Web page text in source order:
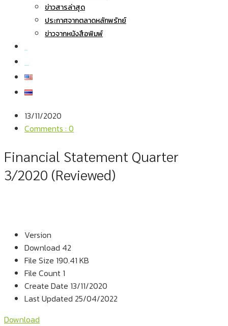
ข่าวสารล่าสุด
ประกาศจากตลาดหลักพรัทย์
ข่าวจากหนังสือพิมพ์
13/11/2020
Comments : 0
Financial Statement Quarter
3/2020 (Reviewed)
Version
Download 42
File Size 190.41 KB
File Count 1
Create Date 13/11/2020
Last Updated 25/04/2022
Download